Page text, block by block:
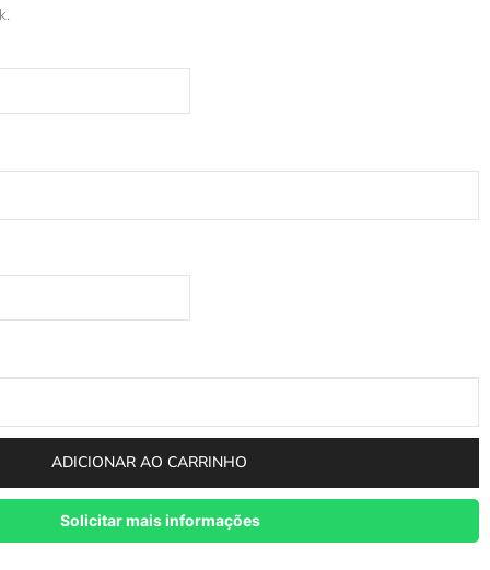
ADICIONAR AO CARRINHO
Solicitar mais informações